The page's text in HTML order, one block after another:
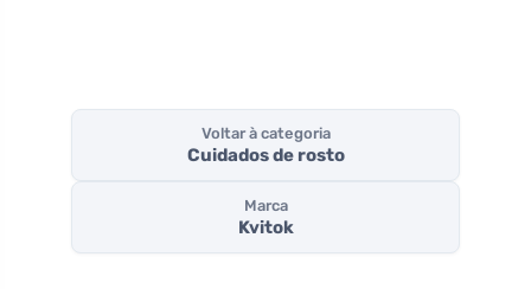
Voltar à categoria
Cuidados de rosto
Marca
Kvitok